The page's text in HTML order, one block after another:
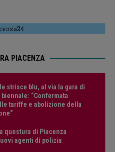
PIACENZA
strisce blu, al via la gara di
“Confermata
tariffe e abolizione della
questura di Piacenza
agenti di polizia